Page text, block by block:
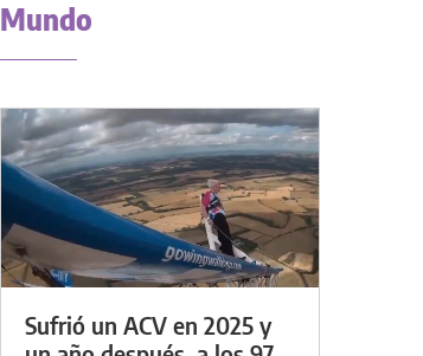
Mundo
Sufrió un ACV en 2025 y